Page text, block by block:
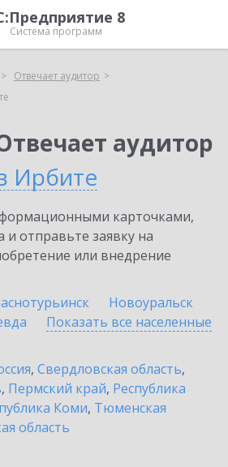
8
Система программ
Отвечает аудитор
аудитор
Ирбите
карточками,
отправьте заявку на
или внедрение
Новоуральск
Показать все населенные
, Свердловская область,
, Пермский край, Республика
Коми, Тюменская
область